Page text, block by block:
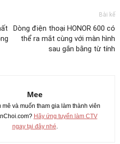
Bài kế
Dòng điện thoại HONOR 600 có
thể ra mắt cùng với màn hình
sau gắn bằng từ tính
Mee
mê và muốn tham gia làm thành viên
Hãy ứng tuyển làm CTV
ngay tại đây nhé